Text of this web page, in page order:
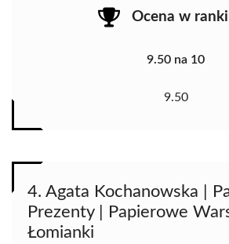
Ocena w
9.50 na 10
9.50
4. Agata Kochanowska |
Prezenty | Papierowe
Łomianki